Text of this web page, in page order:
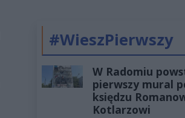
#WieszPierwszy
W Radomiu
pierwszy mural
księdzu
Kotlarzowi